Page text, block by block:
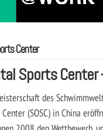
Center
Sports
des
(SOSC) in China